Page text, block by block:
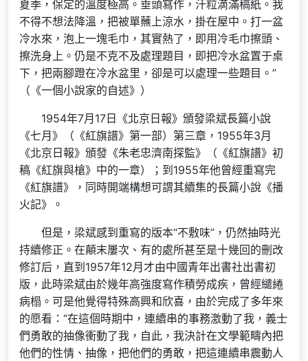
夏季，保定的溫度極高。垂頭寫作，汗粒滴滿稿紙。我
不得不想法降溫，把被單蘸上涼水，掛在屋中。打一盆
冷水來，泡上一塊毛巾，其實熱了，即用冷毛巾擦頭、
擦洗身上。仍是不克不及處理題目，即把冷水盆置于桌
下，把兩腳蹬在冷水盆里，卻是可以處理一些題目。”
（《一個小說家的自述》）
1954年7月17日《北京日報》頒發梁斌長篇小說
《七月》（《紅旗譜》第一部）第三章，1955年3月
《北京日報》頒發《朱老忠濟南探監》（《紅旗譜》初
稿《紅旗與槍》中的一章）；到1955年他曾經重寫完
《紅旗譜》，同時開端構想可謂其續集的長篇小說《播
火記》。
但是，梁斌感到重寫的版本“不敷味”，仍然抽時光
持續修正。在顛末屢次、有的處所甚至是十幾回的刪改
修訂后，直到1957年12月才由中國青年出書社出書初
版，此時梁斌由於幾年高強度寫作積勞成疾，曾經繾綣
病榻。可是他覺得特殊高興和欣喜，由於完成了多年來
的愿看：“在這個時期中，連續串的事務激動了我，義士
們勇敢的抽像衝動了我，自此，我決計在文學範疇內把
他們的性情、抽像，把他們的勇敢，把這連續串震動人